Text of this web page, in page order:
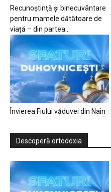
Recunoștință și binecuvântare
pentru mamele dătătoare de
viață – din partea...
Învierea Fiului văduvei din Nain
Descoperă ortodoxia